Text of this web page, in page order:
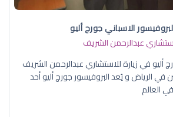
الاسباني جورج أليو
عبدالرحمن الشريف
أليو في زيارة للاستشاري عبدالرحمن الشريف
في الرياض و يُعد البروفيسور جورج أليو أحد